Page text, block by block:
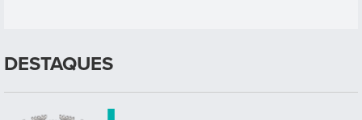
DESTAQUES